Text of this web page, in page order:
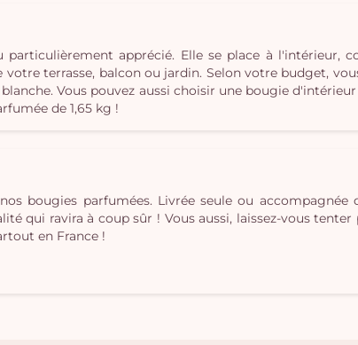
apprécié. Elle se place à l'intérieur,
terrasse, balcon ou jardin. Selon votre budget,
Vous pouvez aussi choisir une bougie
de 1,65 kg !
bougies parfumées. Livrée seule ou accompagnée
qui ravira à coup sûr ! Vous aussi, laissez-vous
en France !